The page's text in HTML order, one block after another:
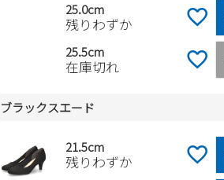
25.0cm
残りわずか
25.5cm
在庫切れ
ブラックスエード
21.5cm
残りわずか